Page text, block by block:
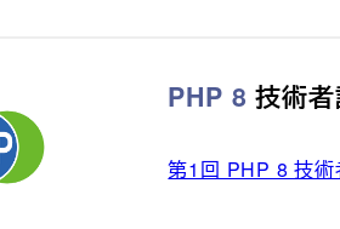
PHP 8 技術
第1回 PHP 8 技術
[